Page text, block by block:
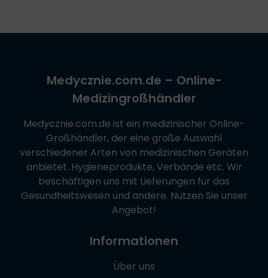
Medycznie.com.de – Online-
Medizingroßhändler
Medycznie.com.de ist ein medizinischer Online-
Großhändler, der eine große Auswahl
verschiedener Arten von medizinischen Geräten
anbietet. Hygieneprodukte, Verbände etc. Wir
beschäftigen uns mit Lieferungen für das
Gesundheitswesen und andere. Nutzen Sie unser
Angebot!
Informationen
Über uns